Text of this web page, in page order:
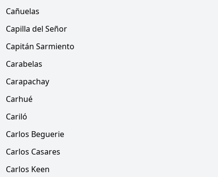
Cañuelas
Capilla del Señor
Capitán Sarmiento
Carabelas
Carapachay
Carhué
Cariló
Carlos Beguerie
Carlos Casares
Carlos Keen